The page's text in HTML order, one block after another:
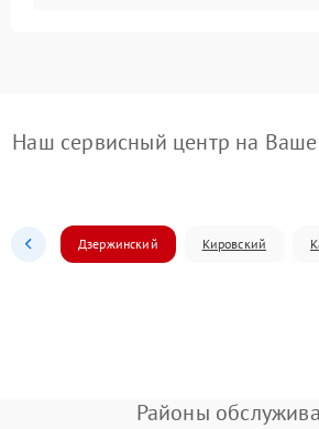
Наш сервисный центр на
Дзержинский Кировский
Районы